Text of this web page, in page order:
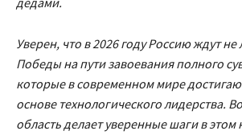
Уверен, что в 2026 году Россию ждут
Победы на пути завоевания полного
которые в современном мире
основе технологического лидерства.
область делает уверенные шаги в